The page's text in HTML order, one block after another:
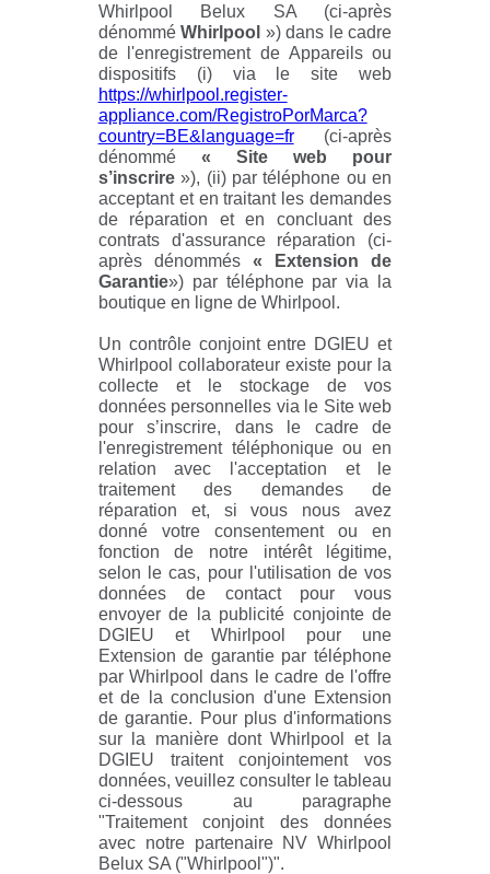
Whirlpool Belux SA (ci-après
dénomméWhirlpool ») dans le cadre
de l'enregistrement de Appareils ou
dispositifs (i) via le site web
https://whirlpool.register-
appliance.com/RegistroPorMarca?
country=BE&language=fr(ci-après
dénommé« Site web pour
s’inscrire»), (ii) par téléphone ou en
acceptant et en traitant les demandes
de réparation et en concluant des
contrats d'assurance réparation (ci-
après dénommés« Extension de
Garantie») par téléphone par via la
boutique en ligne de Whirlpool.
Un contrôle conjoint entre DGIEU et
Whirlpool collaborateur existe pour la
collecte et le stockage de vos
données personnelles via le Site web
pour s’inscrire, dans le cadre de
l'enregistrement téléphonique ou en
relation avec l'acceptation et le
traitement des demandes de
réparation et, si vous nous avez
donné votre consentement ou en
fonction de notre intérêt légitime,
selon le cas, pour l'utilisation de vos
données de contact pour vous
envoyer de la publicité conjointe de
DGIEU et Whirlpool pour une
Extension de garantie par téléphone
par Whirlpool dans le cadre de l'offre
et de la conclusion d'une Extension
de garantie. Pour plus d'informations
sur la manière dont Whirlpool et la
DGIEU traitent conjointement vos
données, veuillez consulter le tableau
ci-dessous au paragraphe
"Traitement conjoint des données
avec notre partenaire NV Whirlpool
Belux SA ("Whirlpool")".